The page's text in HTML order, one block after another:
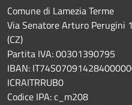
Comune di Lamezia Terme
Via Senatore Arturo Perugini
(CZ)
Partita IVA: 00301390795
IBAN:
ICRAITRRUB0
Codice IPA: c_m208